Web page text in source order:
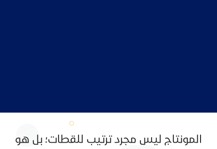
المونتاج ليس مجرد ترتيب للقطات؛ بل هو